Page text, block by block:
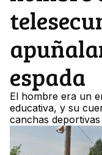
espada
El hombre era un
educativa, y su
canchas